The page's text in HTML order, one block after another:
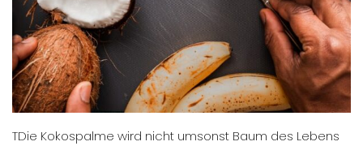
TDie Kokospalme wird nicht umsonst Baum des Lebens